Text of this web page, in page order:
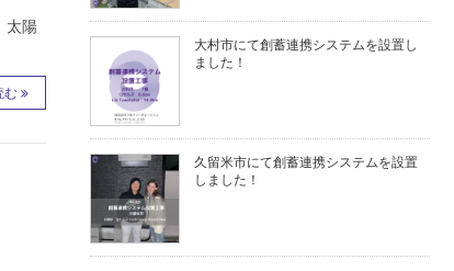
太陽
む
大村市にて創蓄連携システムを設置し
ました！
久留米市にて創蓄連携システムを設置
しました！